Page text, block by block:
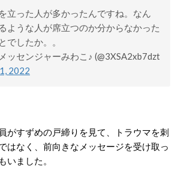
立った人が多かったんですね。なん
ような人が席立つのか分からなかった
でしたか。。
ッセンジャーみわこ♪ (@3XSA2xb7dzt
2022
がすずめの戸締りを見て、トラウマを刺
はなく、前向きなメッセージを受け取っ
いました。